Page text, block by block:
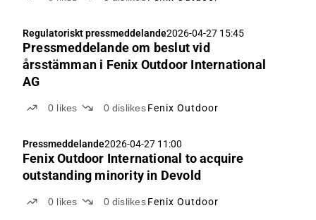
Regulatoriskt pressmeddelande2026-04-27 15:45
Pressmeddelande om beslut vid
årsstämman i Fenix Outdoor International
AG
0 likes 0 dislikes Fenix Outdoor
Pressmeddelande2026-04-27 11:00
Fenix Outdoor International to acquire
outstanding minority in Devold
0 likes 0 dislikes Fenix Outdoor